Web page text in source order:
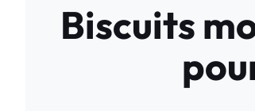
Biscuits